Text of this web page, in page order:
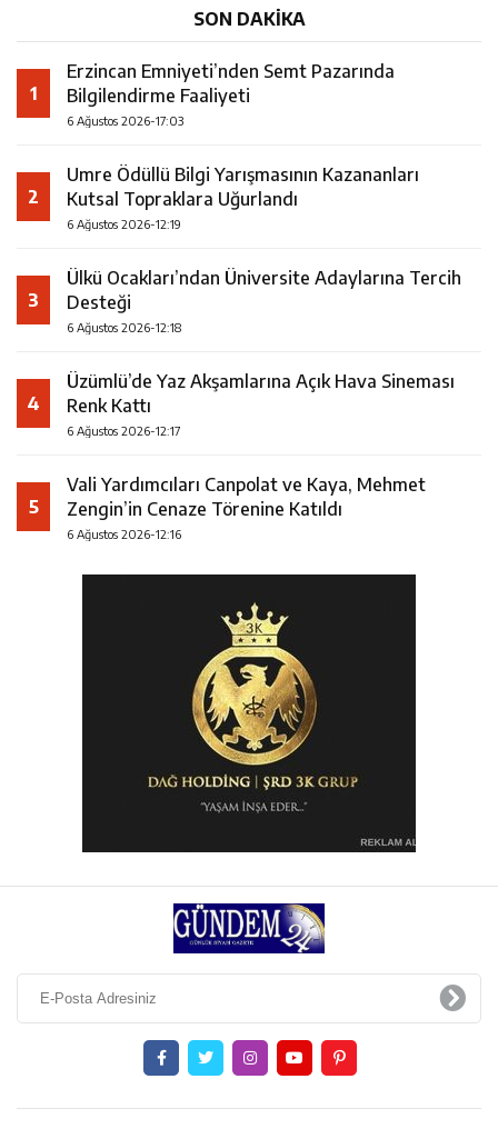
SON DAKİKA
1
Erzincan Emniyeti’nden Semt Pazarında
Bilgilendirme Faaliyeti
6 Ağustos 2026-17:03
2
Umre Ödüllü Bilgi Yarışmasının Kazananları
Kutsal Topraklara Uğurlandı
6 Ağustos 2026-12:19
3
Ülkü Ocakları’ndan Üniversite Adaylarına Tercih
Desteği
6 Ağustos 2026-12:18
4
Üzümlü’de Yaz Akşamlarına Açık Hava Sineması
Renk Kattı
6 Ağustos 2026-12:17
5
Vali Yardımcıları Canpolat ve Kaya, Mehmet
Zengin’in Cenaze Törenine Katıldı
6 Ağustos 2026-12:16